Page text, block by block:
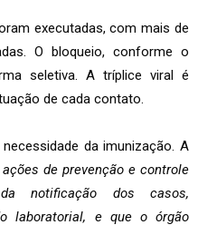
executadas, com mais de
O bloqueio, conforme o
seletiva. A tríplice viral é
de cada contato.
da imunização. A
de prevenção e controle
notificação dos casos,
laboratorial, e que o órgão